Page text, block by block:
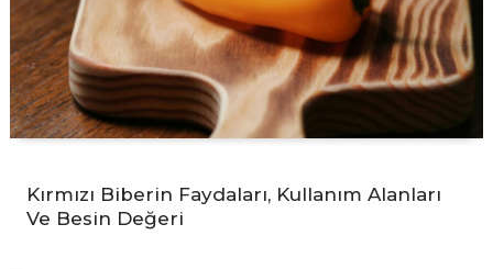
Kırmızı Biberin Faydaları, Kullanım Alanları
Ve Besin Değeri